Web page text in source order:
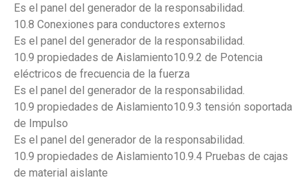
Es el panel del generador de la responsabilidad.
10.8 Conexiones para conductores externos
Es el panel del generador de la responsabilidad.
10.9 propiedades de Aislamiento10.9.2 de Potencia
eléctricos de frecuencia de la fuerza
Es el panel del generador de la responsabilidad.
10.9 propiedades de Aislamiento10.9.3 tensión soportada
de Impulso
Es el panel del generador de la responsabilidad.
10.9 propiedades de Aislamiento10.9.4 Pruebas de cajas
de material aislante